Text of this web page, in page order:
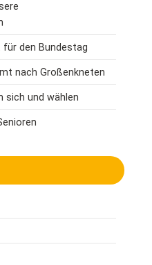
für den Bundestag
nach Großenkneten
sich und wählen